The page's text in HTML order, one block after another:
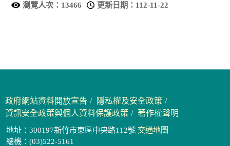
瀏覽人次： 13466 更新日期： 112-11-22
政府網站資料開放宣告
隱私權及安全政策
資訊安全政策與個人資料保護政策
著作權聲明
地址：300197新竹市東區中央路112號 交通地圖
總機：(03)522-5161